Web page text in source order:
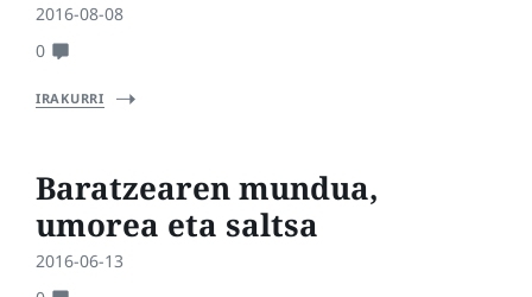
2016-08-08
0
IRAKURRI
Baratzearen mundua,
umorea eta saltsa
2016-06-13